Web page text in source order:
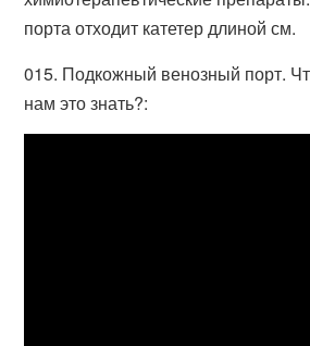
порта отходит катетер длиной см.
015. Подкожный венозный порт.
нам это знать?: